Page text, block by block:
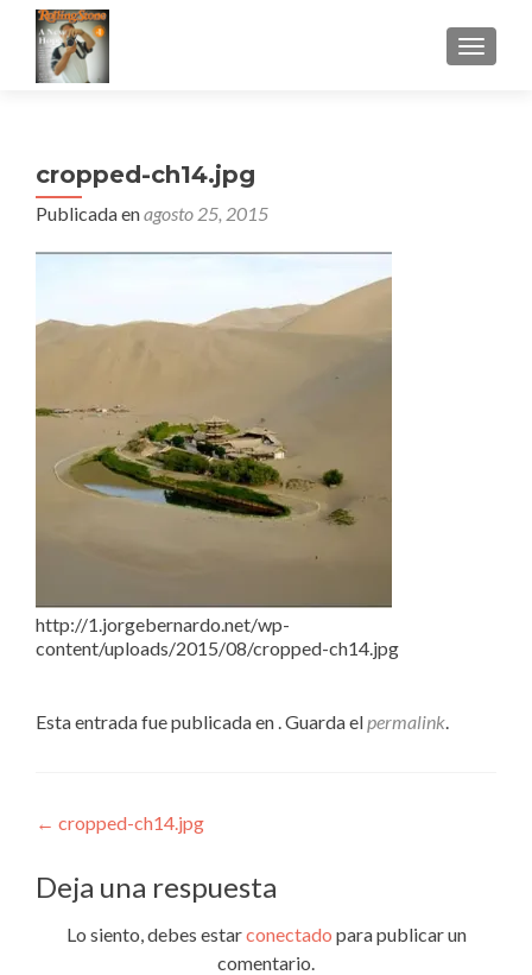
cropped-ch14.jpg
Publicada enagosto 25, 2015
http://1.jorgebernardo.net/wp-
content/uploads/2015/08/cropped-ch14.jpg
Esta entrada fue publicada en . Guarda elpermalink.
Navegación
de
entradas
← cropped-ch14.jpg
Deja una respuesta
Lo siento, debes estarconectado para publicar un
comentario.